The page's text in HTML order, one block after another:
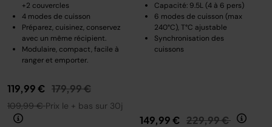
+2 couvercles
4 modes de cuisson
Préparez, cuisinez, conservez
avec un même récipient.
Modulaire, compact, facile à
ranger et emporter.
119,99 € Prix réduit de
179,99 €au
109,99 €Prix le + bas sur 30j
Capacité: 9.5L (4 à 6 pers)
6 modes de cuisson (max
240°C), T°C ajustable
Synchronisation des
cuissons
149,99 € Prix réduit de
229,99 € au